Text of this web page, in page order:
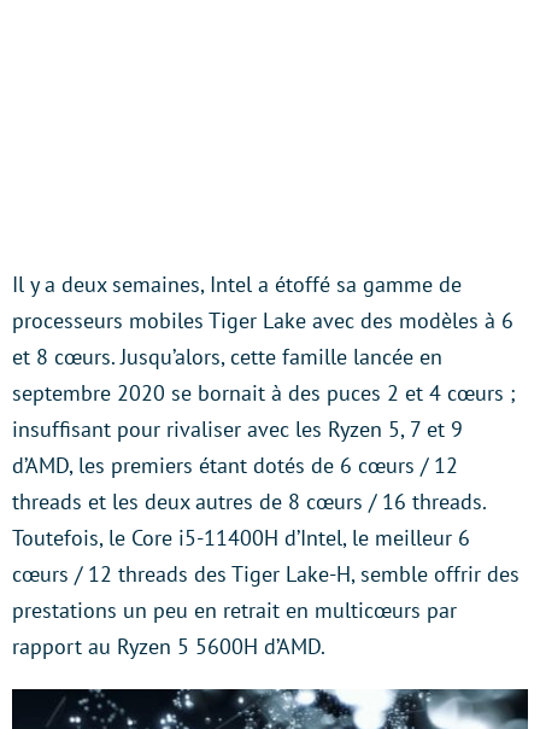
Il y a deux semaines, Intel a étoffé sa gamme de
processeurs mobiles Tiger Lake avec des modèles à 6
et 8 cœurs. Jusqu’alors, cette famille lancée en
septembre 2020 se bornait à des puces 2 et 4 cœurs ;
insuffisant pour rivaliser avec les Ryzen 5, 7 et 9
d’AMD, les premiers étant dotés de 6 cœurs / 12
threads et les deux autres de 8 cœurs / 16 threads.
Toutefois, le Core i5-11400H d’Intel, le meilleur 6
cœurs / 12 threads des Tiger Lake-H, semble offrir des
prestations un peu en retrait en multicœurs par
rapport au Ryzen 5 5600H d’AMD.